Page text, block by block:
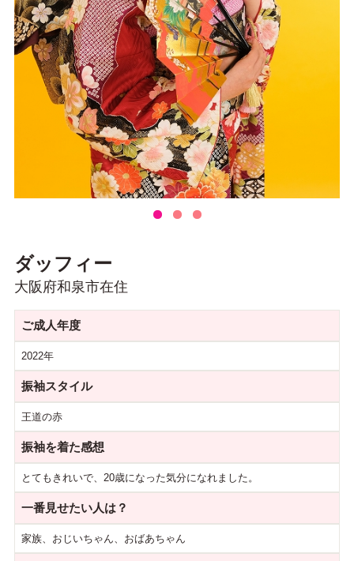
ダッフィー
大阪府和泉市在住
ご成人年度
2022年
振袖スタイル
王道の赤
振袖を着た感想
とてもきれいで、20歳になった気分になれました。
一番見せたい人は？
家族、おじいちゃん、おばあちゃん